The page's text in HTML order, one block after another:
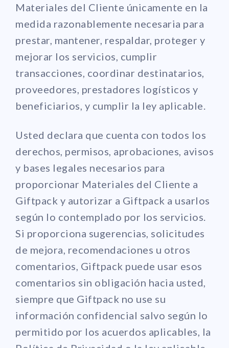
Materiales del Cliente únicamente en la
medida razonablemente necesaria para
prestar, mantener, respaldar, proteger y
mejorar los servicios, cumplir
transacciones, coordinar destinatarios,
proveedores, prestadores logísticos y
beneficiarios, y cumplir la ley aplicable.
Usted declara que cuenta con todos los
derechos, permisos, aprobaciones, avisos
y bases legales necesarios para
proporcionar Materiales del Cliente a
Giftpack y autorizar a Giftpack a usarlos
según lo contemplado por los servicios.
Si proporciona sugerencias, solicitudes
de mejora, recomendaciones u otros
comentarios, Giftpack puede usar esos
comentarios sin obligación hacia usted,
siempre que Giftpack no use su
información confidencial salvo según lo
permitido por los acuerdos aplicables, la